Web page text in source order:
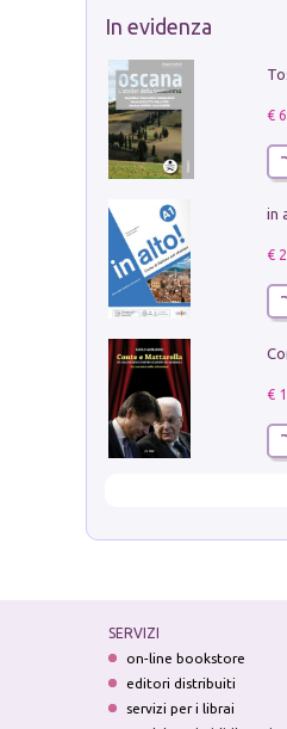
In evidenza
€
€
€
SERVIZI
on-line bookstore
editori distribuiti
servizi per i librai